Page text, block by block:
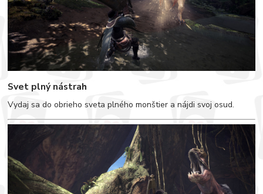
Svet plný nástrah
Vydaj sa do obrieho sveta plného monštier a nájdi svoj osud.